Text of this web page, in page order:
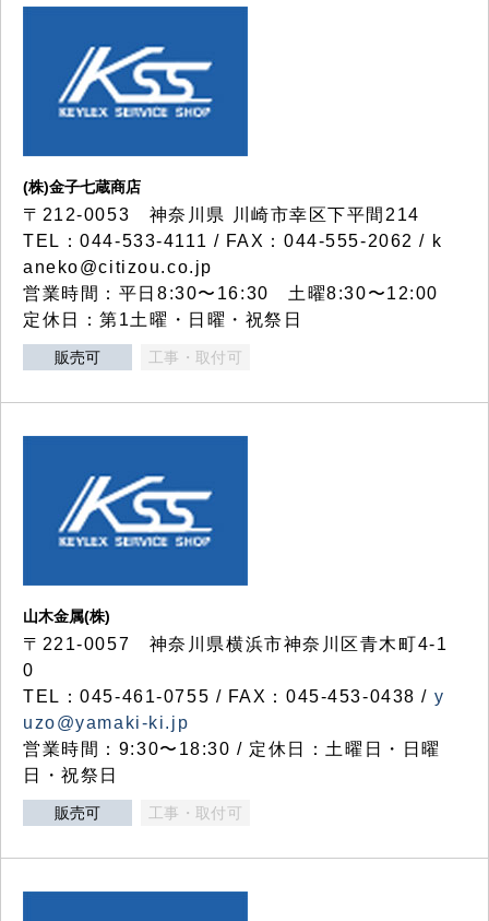
(株)金子七蔵商店
〒212-0053 神奈川県 川崎市幸区下平間214
TEL：044-533-4111 / FAX：044-555-2062 / k
aneko@citizou.co.jp
営業時間：平日8:30〜16:30 土曜8:30〜12:00
定休日：第1土曜・日曜・祝祭日
販売可 工事・取付可
山木金属(株)
〒221-0057 神奈川県横浜市神奈川区青木町4-1
0
TEL：045-461-0755 / FAX：045-453-0438 / y
uzo@yamaki-ki.jp
営業時間：9:30〜18:30 / 定休日：土曜日・日曜
日・祝祭日
販売可 工事・取付可